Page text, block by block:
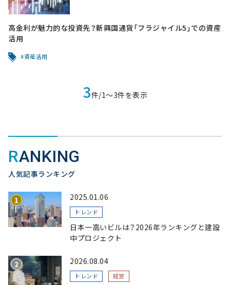
高金利が魅力的な投資先？新興国通貨「フラジャイル5」での資産
活用
資産活用
3件/1〜3件を表示
RANKING
人気記事ランキング
2025.01.06
トレンド
日本一高いビルは？2026年ランキングと建設
中プロジェクト
2026.08.04
トレンド 経営